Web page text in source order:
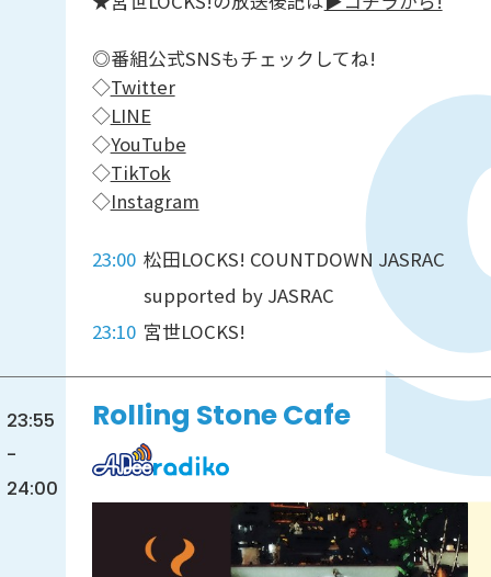
◎番組公式SNSもチェックしてね!
◇Twitter
◇LINE
◇YouTube
◇TikTok
◇Instagram
23:00 松田LOCKS! COUNTDOWN JASRAC
supported by JASRAC
23:10 宮世LOCKS!
23:55
-
24:00
Rolling Stone Cafe